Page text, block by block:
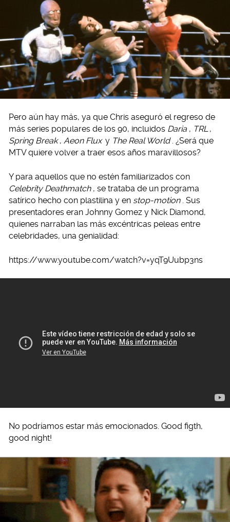
Pero aún hay más, ya que Chris aseguró el regreso de
más series populares de los 90, incluidos Daria , TRL ,
Spring Break , Aeon Flux y The Real World
. ¿Será que
MTV quiere volver a traer esos años maravillosos?
Y para aquellos que no estén familiarizados con
Celebrity Deathmatch , se trataba de un programa
satírico hecho con plastilina y en stop-motion . Sus
presentadores eran Johnny Gomez y Nick Diamond,
quienes narraban las más excéntricas peleas entre
celebridades, una genialidad:
https://www.youtube.com/watch?v=yqT9Uubp3ns
No podríamos estar más emocionados. Good figth,
good night!